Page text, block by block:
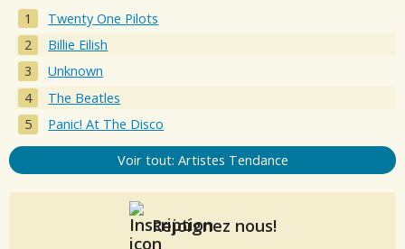
Twenty One Pilots
Billie Eilish
Unknown
The Beatles
Panic! At The Disco
Voir tout: Artistes Tendance
Rejoignez nous!